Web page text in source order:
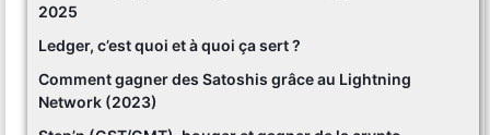
2025
Ledger, c’est quoi et à quoi ça sert ?
Comment gagner des Satoshis grâce au Lightning
Network (2023)